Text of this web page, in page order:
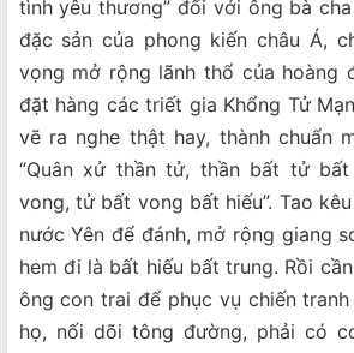
tình yêu thương” đối với ông bà cha
đặc sản của phong kiến châu Á,
vọng mở rộng lãnh thổ của hoàng
đặt hàng các triết gia Khổng Tử
vẽ ra nghe thật hay, thành chuẩn
“Quân xử thần tử, thần bất tử
vong, tử bất vong bất hiếu”. Tao
nước Yên để đánh, mở rộng giang
hem đi là bất hiếu bất trung. Rồi
ông con trai để phục vụ chiến
họ, nối dõi tông đường, phải có